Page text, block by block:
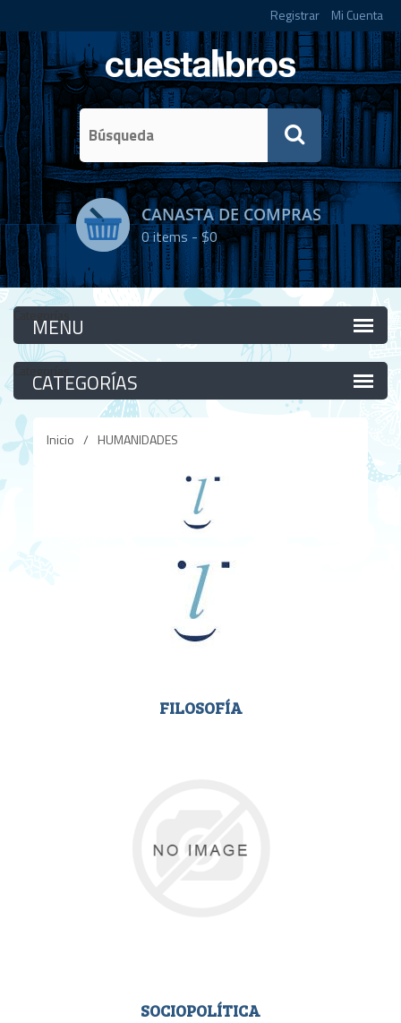
Registrar Mi Cuenta
CANASTA DE COMPRAS
0items -$0
Categorías
Categorías
Inicio / HUMANIDADES
FILOSOFÍA
SOCIOPOLÍTICA